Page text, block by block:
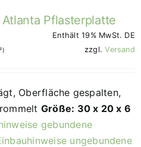
Pflasterplatte
Enthält 19% MwSt. DE
zzgl.Versand
Oberfläche gespalten,
Größe: 30 x 20 x 6
gebundene
ungebundene